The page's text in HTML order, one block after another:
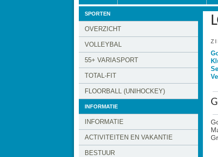
SPORTEN
OVERZICHT
VOLLEYBAL
55+ VARIASPORT
TOTAL-FIT
FLOORBALL (UNIHOCKEY)
INFORMATIE
INFORMATIE
ACTIVITEITEN EN VAKANTIE
BESTUUR